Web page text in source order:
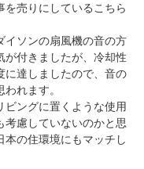
を売りにしているこちら
イソンの扇風機の音の方
が付きましたが、冷却性
に達しましたので、音の
れます。
ングに置くような使用
考慮していないのかと思
本の住環境にもマッチし